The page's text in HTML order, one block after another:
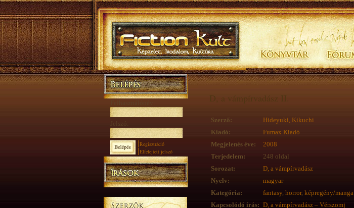
Jelszó:
Regisztráció
Elfelejtett jelszó
D, a vámpírvadász II.
Szerző:
Hideyuki, Kikuchi
Kiadó:
Fumax Kiadó
Megjelenés éve:
2008
Terjedelem:
248 oldal
Sorozat:
D, a vámpírvadász
Nyelv:
magyar
Kategória:
fantasy, horror, képregény/manga
Kapcsolódó írás: D, a vámpírvadász – Vérszomj